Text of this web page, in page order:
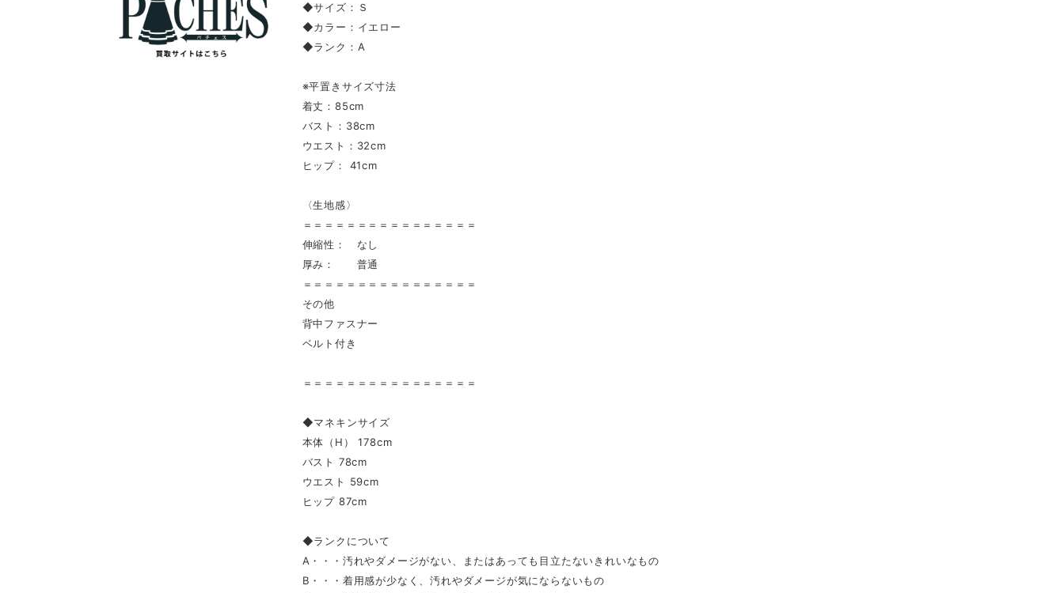
◆サイズ：Ｓ
◆カラー：イエロー
◆ランク：A
※平置きサイズ寸法
着丈：85cm
バスト：38cm
ウエスト：32cm
ヒップ： 41cm
〈生地感〉
＝＝＝＝＝＝＝＝＝＝＝＝＝＝＝＝
伸縮性： なし
厚み： 普通
＝＝＝＝＝＝＝＝＝＝＝＝＝＝＝＝
その他
背中ファスナー
ベルト付き
＝＝＝＝＝＝＝＝＝＝＝＝＝＝＝＝
◆マネキンサイズ
本体（H） 178cm
バスト 78cm
ウエスト 59cm
ヒップ 87cm
◆ランクについて
A・・・汚れやダメージがない、またはあっても目立たないきれいなもの
B・・・着用感が少なく、汚れやダメージが気にならないもの